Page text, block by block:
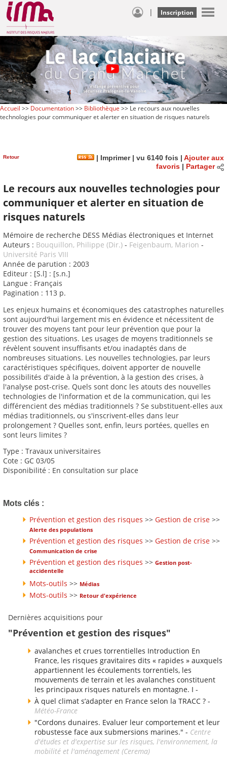
| Inscription
Accueil >> Documentation>> Bibliothèque >> Le recours aux nouvelles
technologies pour communiquer et alerter en situation de risques naturels
Retour | Imprimer| vu 6140 fois | Ajouter aux
favoris| Partager
Le recours aux nouvelles technologies pour
communiquer et alerter en situation de
risques naturels
Mémoire de recherche DESS Médias électroniques et Internet
Auteurs : Bouquillon, Philippe (Dir.) - Feigenbaum, Marion -
Université Paris VIII
Année de parution : 2003
Editeur : [S.l] : [s.n.]
Langue : Français
Pagination : 113 p.
Les enjeux humains et économiques des catastrophes naturelles
sont aujourd'hui largement mis en évidence et nécessitent de
trouver des moyens tant pour leur prévention que pour la
gestion des situations. Les usages de moyens traditionnels se
révèlent souvent insuffisants et/ou inadaptés dans de
nombreuses situations. Les nouvelles technologies, par leurs
caractéristiques spécifiques, doivent apporter de nouvelle
possibilités d'aide à la prévention, à la gestion des crises, à
l'analyse post-crise. Quels sont donc les atouts des nouvelles
technologies de l'information et de la communication, qui les
différencient des médias traditionnels ? Se substituent-elles aux
médias traditionnels, ou s'inscrivent-elles dans leur
prolongement ? Quelles sont, enfin, leurs portées, quelles en
sont leurs limites ?
Type : Travaux universitaires
Cote : GC 03/05
Disponibilité : En consultation sur place
Mots clés :
Prévention et gestion des risques >> Gestion de crise >>
Alerte des populations
Prévention et gestion des risques >> Gestion de crise >>
Communication de crise
Prévention et gestion des risques >> Gestion post-
accidentelle
Mots-outils >> Médias
Mots-outils >> Retour d'expérience
Dernières acquisitions pour
"Prévention et gestion des risques"
avalanches et crues torrentielles Introduction En
France, les risques gravitaires dits « rapides » auxquels
appartiennent les écoulements torrentiels, les
mouvements de terrain et les avalanches constituent
les principaux risques naturels en montagne. I -
À quel climat s’adapter en France selon la TRACC ? -
Météo-France
"Cordons dunaires. Evaluer leur comportement et leur
robustesse face aux submersions marines." - Centre
d'études et d'expertise sur les risques, l'environnement, la
mobilité et l'aménagement (Cerema)